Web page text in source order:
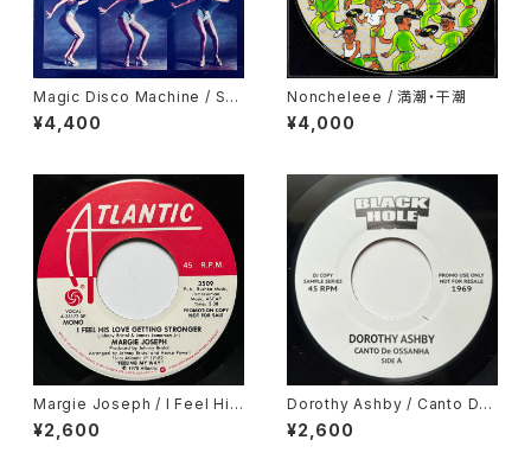
Magic Disco Machine / Scr
atchin'
¥4,400
Noncheleee / 満潮・干潮
¥4,000
Margie Joseph / I Feel His
Love Getting Stronger
¥2,600
Dorothy Ashby / Canto De
Ossanha, Cause I Need It
¥2,600